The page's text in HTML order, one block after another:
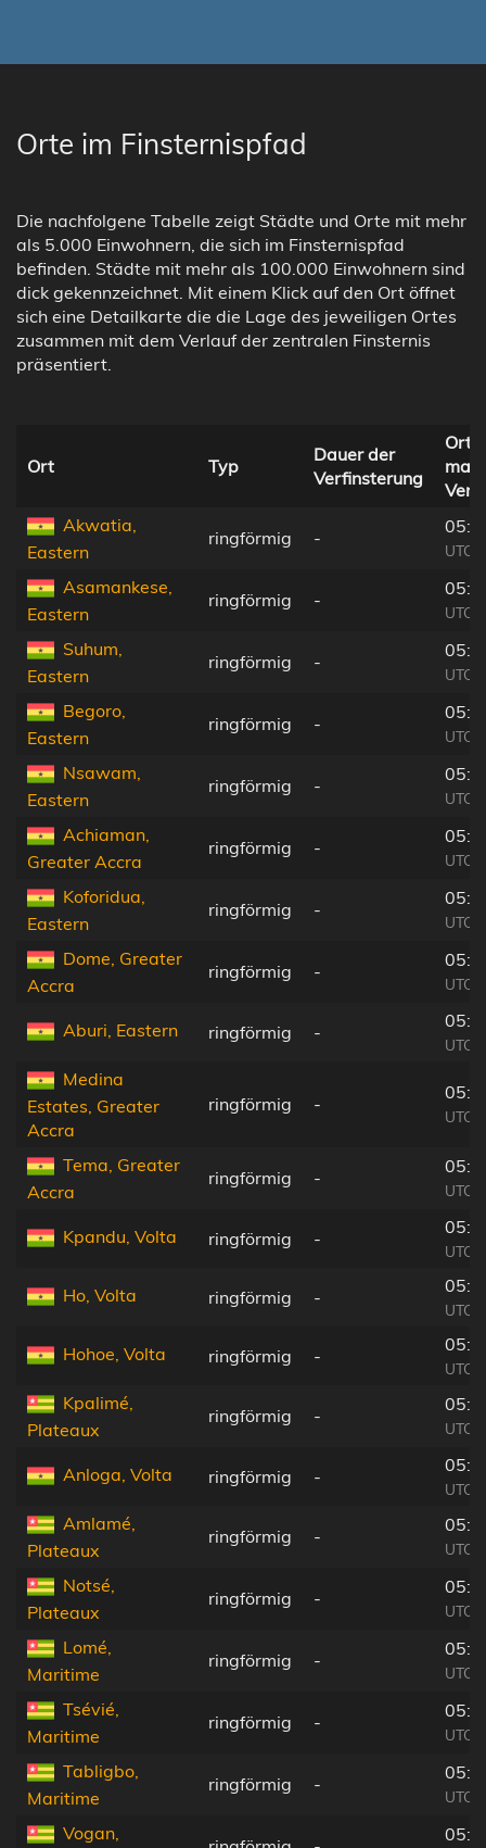
Orte im Finsternispfad
Die nachfolgene Tabelle zeigt Städte und Orte mit mehr
als 5.000 Einwohnern, die sich im Finsternispfad
befinden. Städte mit mehr als 100.000 Einwohnern sind
dick gekennzeichnet. Mit einem Klick auf den Ort öffnet
sich eine Detailkarte die die Lage des jeweiligen Ortes
zusammen mit dem Verlauf der zentralen Finsternis
präsentiert.
Ort Typ
Dauer der
Verfinsterung
Akwatia,
Eastern
ringförmig -
UTC-
Asamankese,
Eastern
ringförmig -
UTC-
Suhum,
Eastern
ringförmig -
UTC-
Begoro,
Eastern
ringförmig -
UTC-
Nsawam,
Eastern
ringförmig -
UTC-
Achiaman,
Greater Accra
ringförmig -
UTC-
Koforidua,
Eastern
ringförmig -
UTC-
Dome, Greater
Accra
ringförmig -
UTC-
Aburi, Eastern ringförmig -
UTC-
Medina
Estates, Greater
Accra
ringförmig -
UTC-
Tema, Greater
Accra
ringförmig -
UTC-
Kpandu, Volta ringförmig -
UTC-
Ho, Volta ringförmig -
UTC-
Hohoe, Volta ringförmig -
UTC-
Kpalimé,
Plateaux
ringförmig -
UTC-
Anloga, Volta ringförmig -
UTC-
Amlamé,
Plateaux
ringförmig -
UTC-
Notsé,
Plateaux
ringförmig -
UTC-
Lomé,
Maritime
ringförmig -
UTC-
Tsévié,
Maritime
ringförmig -
UTC-
Tabligbo,
Maritime
ringförmig -
UTC-
Vogan,